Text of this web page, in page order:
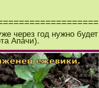
через год нужно будет
Апачи).